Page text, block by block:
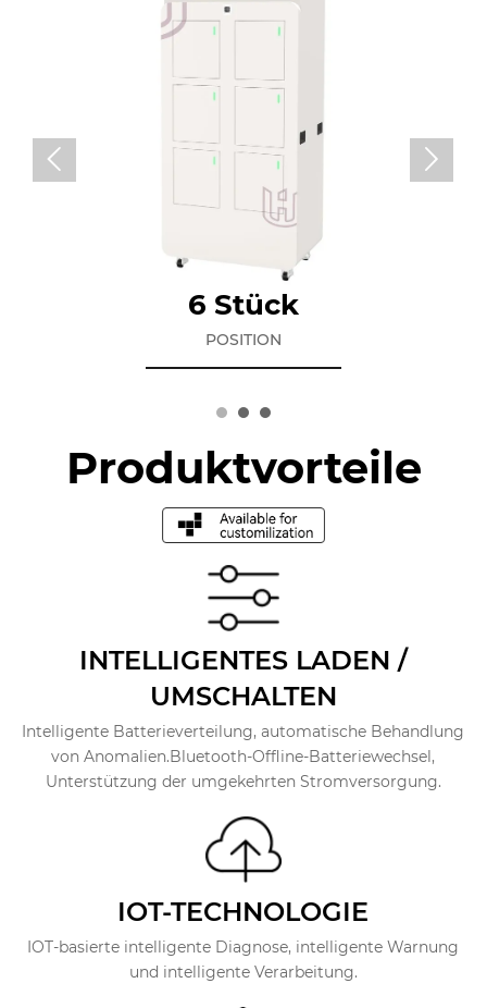
6 Stück
POSITION
 
Produktvorteile
INTELLIGENTES LADEN /
UMSCHALTEN
Intelligente Batterieverteilung, automatische Behandlung
von Anomalien.Bluetooth-Offline-Batteriewechsel,
Unterstützung der umgekehrten Stromversorgung.
IOT-TECHNOLOGIE
IOT-basierte intelligente Diagnose, intelligente Warnung
und intelligente Verarbeitung.